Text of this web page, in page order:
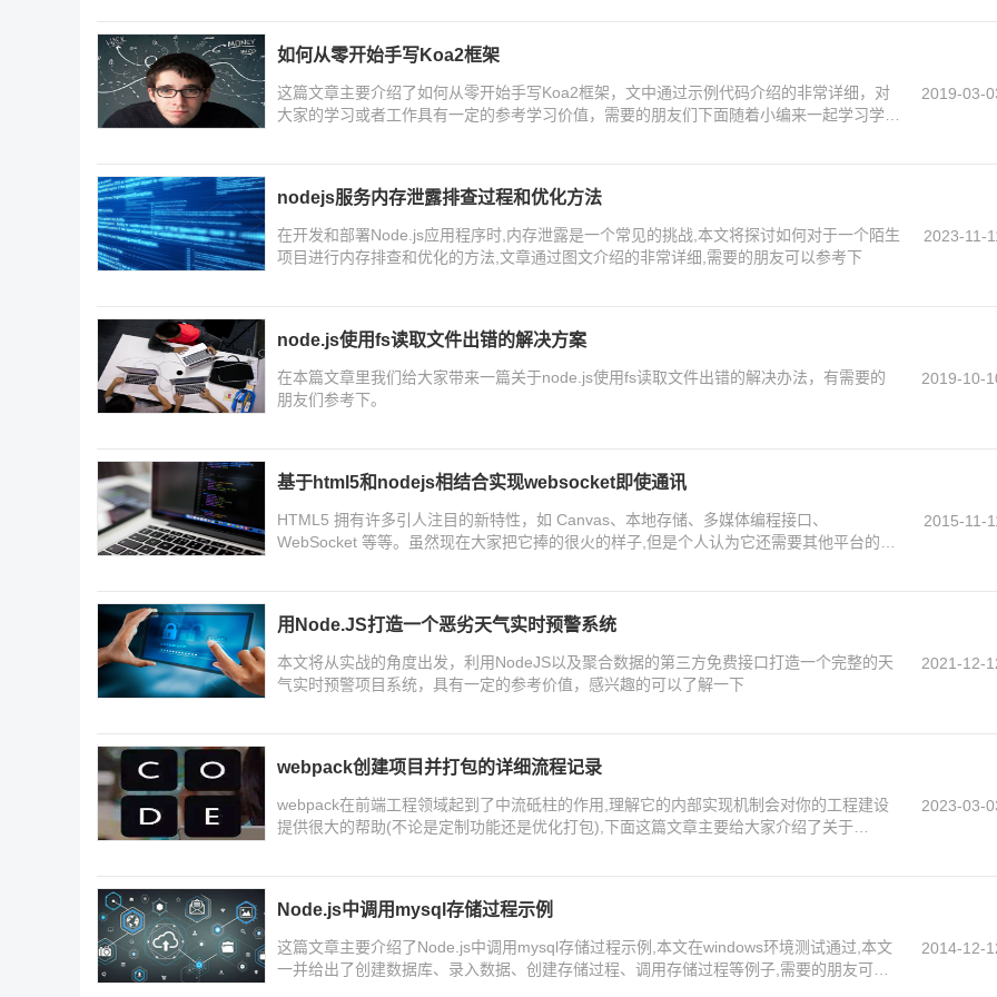
如何从零开始手写Koa2框架
这篇文章主要介绍了如何从零开始手写Koa2框架，文中通过示例代码介绍的非常详细，对
大家的学习或者工作具有一定的参考学习价值，需要的朋友们下面随着小编来一起学习学习
2019-03-
nodejs服务内存泄露排查过程和优化方法
在开发和部署Node.js应用程序时,内存泄露是一个常见的挑战,本文将探讨如何对于一个陌生
项目进行内存排查和优化的方法,文章通过图文介绍的非常详细,需要的朋友可以参考下
2023-11-
node.js使用fs读取文件出错的解决方案
在本篇文章里我们给大家带来一篇关于node.js使用fs读取文件出错的解决办法，有需要的
朋友们参考下。
2019-10-
基于html5和nodejs相结合实现websocket即使通讯
HTML5 拥有许多引人注目的新特性，如 Canvas、本地存储、多媒体编程接口、
WebSocket 等等。虽然现在大家把它捧的很火的样子,但是个人认为它还需要其他平台的支
2015-11-
用Node.JS打造一个恶劣天气实时预警系统
本文将从实战的角度出发，利用NodeJS以及聚合数据的第三方免费接口打造一个完整的天
气实时预警项目系统，具有一定的参考价值，感兴趣的可以了解一下
2021-12-
webpack创建项目并打包的详细流程记录
webpack在前端工程领域起到了中流砥柱的作用,理解它的内部实现机制会对你的工程建设
提供很大的帮助(不论是定制功能还是优化打包),下面这篇文章主要给大家介绍了关于
2023-03-
Node.js中调用mysql存储过程示例
这篇文章主要介绍了Node.js中调用mysql存储过程示例,本文在windows环境测试通过,本文
一并给出了创建数据库、录入数据、创建存储过程、调用存储过程等例子,需要的朋友可以
2014-12-